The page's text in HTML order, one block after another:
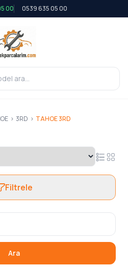
00 0539 635 05 00
> 3RD > TAHOE 3RD
Filtrele
Ara